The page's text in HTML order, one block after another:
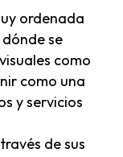
ordenada
se
como
como una
y servicios
de sus